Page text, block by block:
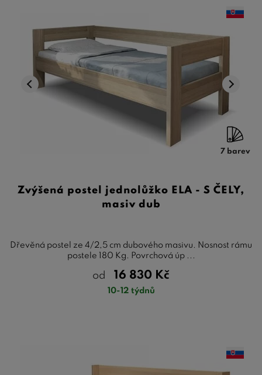
7 barev
Zvýšená postel jednolůžko ELA - S ČELY,
masiv dub
Dřevěná postel ze 4/2,5 cm dubového masivu. Nosnost rámu
postele 180 Kg. Povrchová úp ...
od 16 830 Kč
10-12 týdnů